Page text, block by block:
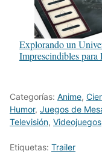
Explorando un
Imprescindibles
Categorías: Anime,
Humor, Juegos de
Televisión, Videojuegos
Etiquetas: Trailer